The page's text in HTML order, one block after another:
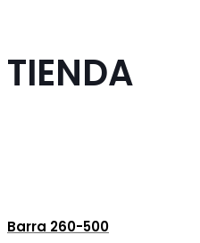
TIENDA
Barra 260-500